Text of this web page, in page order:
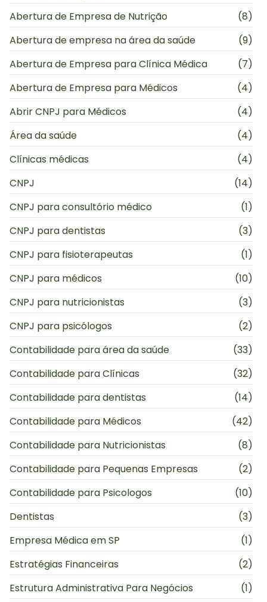
Abertura de Empresa de Nutrição
(8)
Abertura de empresa na área da saúde
(9)
Abertura de Empresa para Clínica Médica
(7)
Abertura de Empresa para Médicos
(4)
Abrir CNPJ para Médicos
(4)
Área da saúde
(4)
Clínicas médicas
(4)
CNPJ
(14)
CNPJ para consultório médico
(1)
CNPJ para dentistas
(3)
CNPJ para fisioterapeutas
(1)
CNPJ para médicos
(10)
CNPJ para nutricionistas
(3)
CNPJ para psicólogos
(2)
Contabilidade para área da saúde
(33)
Contabilidade para Clínicas
(32)
Contabilidade para dentistas
(14)
Contabilidade para Médicos
(42)
Contabilidade para Nutricionistas
(8)
Contabilidade para Pequenas Empresas
(2)
Contabilidade para Psicologos
(10)
Dentistas
(3)
Empresa Médica em SP
(1)
Estratégias Financeiras
(2)
Estrutura Administrativa Para Negócios
(1)